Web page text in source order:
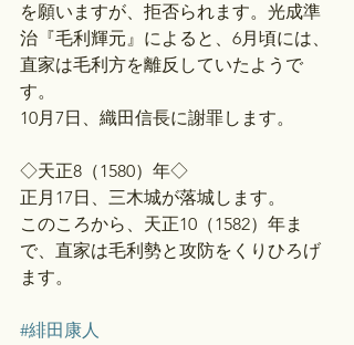
を願いますが、拒否られます。光成準
治『毛利輝元』によると、6月頃には、
直家は毛利方を離反していたようで
す。
10月7日、織田信長に謝罪します。
◇天正8（1580）年◇
正月17日、三木城が落城します。
このころから、天正10（1582）年ま
で、直家は毛利勢と攻防をくりひろげ
ます。
#緋田康人